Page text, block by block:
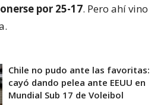
por 25-17. Pero ahí vino
Chile no pudo ante las favoritas:
cayó dando pelea ante EEUU en
Mundial Sub 17 de Voleibol